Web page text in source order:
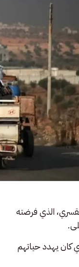
الذي فرضته
كان يهدد حياتهم